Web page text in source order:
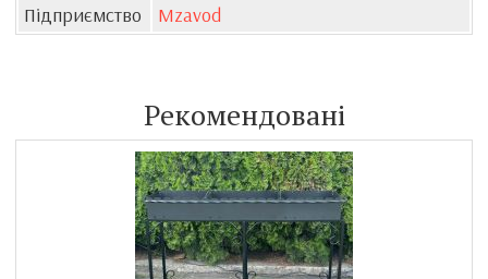
Підприємство
Mzavod
Рекомендовані